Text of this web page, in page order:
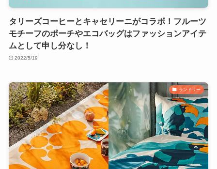
タリーズコーヒーとキャセリーニがコラボ！フルーツ
モチーフのポーチやエコバッグはファッションアイテ
ムとして申し分なし！
2022/5/19
ランドリー